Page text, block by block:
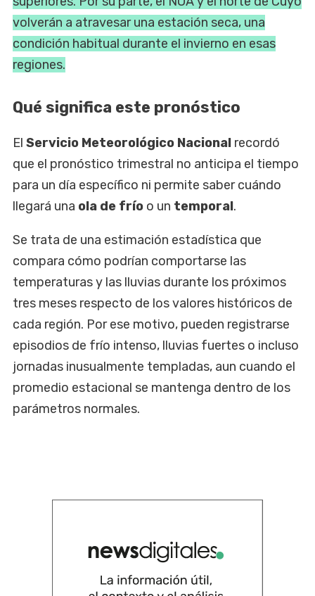
volverán a atravesar una estación seca, una
condición habitual durante el invierno en esas
regiones.
Qué significa este pronóstico
El Servicio Meteorológico Nacional recordó
que el pronóstico trimestral no anticipa el tiempo
para un día específico ni permite saber cuándo
llegará una ola de frío o un temporal.
Se trata de una estimación estadística que
compara cómo podrían comportarse las
temperaturas y las lluvias durante los próximos
tres meses respecto de los valores históricos de
cada región. Por ese motivo, pueden registrarse
episodios de frío intenso, lluvias fuertes o incluso
jornadas inusualmente templadas, aun cuando el
promedio estacional se mantenga dentro de los
parámetros normales.